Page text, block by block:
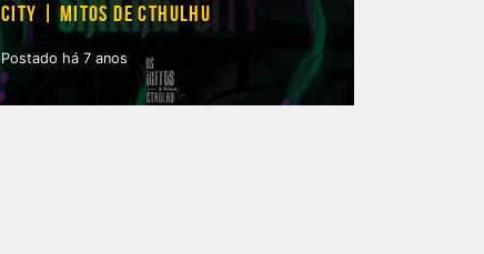
CITY | MITOS DE CTHULHU
Postado há 7 anos